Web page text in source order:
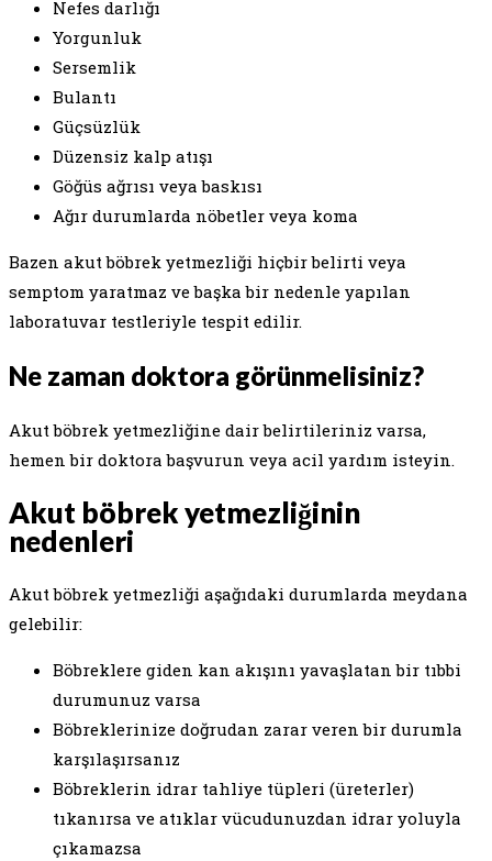
Nefes darlığı
Yorgunluk
Sersemlik
Bulantı
Güçsüzlük
Düzensiz kalp atışı
Göğüs ağrısı veya baskısı
Ağır durumlarda nöbetler veya koma
Bazen akut böbrek yetmezliği hiçbir belirti veya
semptom yaratmaz ve başka bir nedenle yapılan
laboratuvar testleriyle tespit edilir.
Ne zaman doktora görünmelisiniz?
Akut böbrek yetmezliğine dair belirtileriniz varsa,
hemen bir doktora başvurun veya acil yardım isteyin.
Akut böbrek yetmezliğinin
nedenleri
Akut böbrek yetmezliği aşağıdaki durumlarda meydana
gelebilir:
Böbreklere giden kan akışını yavaşlatan bir tıbbi
durumunuz varsa
Böbreklerinize doğrudan zarar veren bir durumla
karşılaşırsanız
Böbreklerin idrar tahliye tüpleri (üreterler)
tıkanırsa ve atıklar vücudunuzdan idrar yoluyla
çıkamazsa